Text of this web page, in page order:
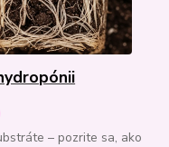
– pozrite sa, ako